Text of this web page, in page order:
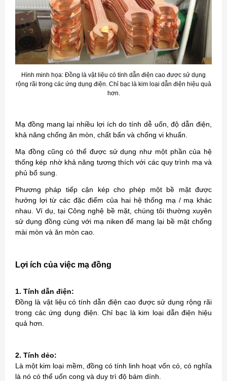
Hình minh họa: Đồng là vật liệu có tính dẫn điện cao được sử dụng
rộng rãi trong các ứng dụng điện. Chỉ bạc là kim loại dẫn điện hiệu quả
hơn.
Mạ đồng mang lại nhiều lợi ích do tính dễ uốn, độ dẫn điện,
khả năng chống ăn mòn, chất bẩn và chống vi khuẩn.
Mạ đồng cũng có thể được sử dụng như một phần của hệ
thống kép nhờ khả năng tương thích với các quy trình mạ và
phủ bổ sung.
Phương pháp tiếp cận kép cho phép một bề mặt được
hưởng lợi từ các đặc điểm của hai hệ thống mạ / mạ khác
nhau. Ví dụ, tại Công nghệ bề mặt, chúng tôi thường xuyên
sử dụng đồng cùng với mạ niken để mang lại bề mặt chống
mài mòn và ăn mòn cao.
Lợi ích của việc mạ đồng
1. Tính dẫn điện:
Đồng là vật liệu có tính dẫn điện cao được sử dụng rộng rãi
trong các ứng dụng điện. Chỉ bạc là kim loại dẫn điện hiệu
quả hơn.
2. Tính dẻo:
Là một kim loại mềm, đồng có tính linh hoạt vốn có, có nghĩa
là nó có thể uốn cong và duy trì độ bám dính.